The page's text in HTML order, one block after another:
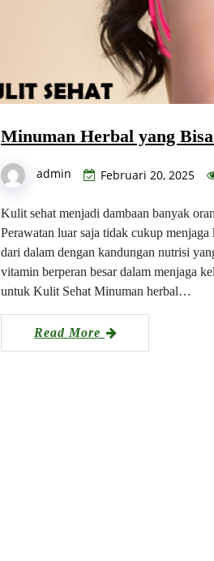
Minuman Herbal yang
admin Februari 20, 2025
Kulit sehat menjadi dambaan banyak
Perawatan luar saja tidak cukup
dari dalam dengan kandungan nutrisi
vitamin berperan besar dalam menjaga
untuk Kulit Sehat Minuman herbal…
Read More